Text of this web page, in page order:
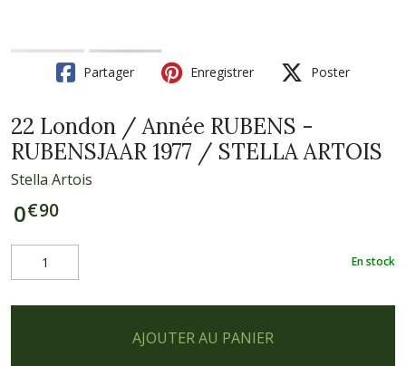
Partager Enregistrer Poster
22 London / Année RUBENS -
RUBENSJAAR 1977 / STELLA ARTOIS
Stella Artois
0€90
En stock
AJOUTER AU PANIER